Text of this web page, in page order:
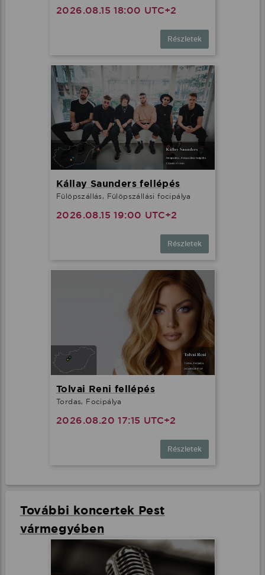
2026.08.15 18:00 UTC+2
Részletek
Kállay Saunders fellépés
Fülöpszállás, Fülöpszállási focipálya
2026.08.15 19:00 UTC+2
Részletek
Tolvai Reni fellépés
Tordas, Focipálya
2026.08.20 17:15 UTC+2
Részletek
További koncertek Pest
vármegyében